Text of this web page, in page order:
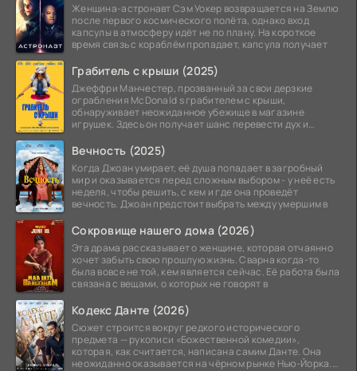
Женщина-астронавт Сэм Уокер возвращается на Землю
после первого космического полёта, однако вход
капсулы в атмосферу идёт не по плану. На короткое
время связь с кораблём пропадает, капсула получает
Грабитель с крыши (2025)
Джеффри Манчестер, прозванный за свои дерзкие
ограбления McDonald s грабителем с крыши,
обнаруживает неожиданное убежище в магазине
игрушек. Здесь он получает шанс перевести дух и
Вечность (2025)
Когда Джоан умирает, её душа попадает в загробный
мир и оказывается перед сложным выбором - у неё есть
неделя, чтобы решить, с кем и где она проведёт
вечность. Джоан предстоит выбрать между умершим в
Сокровище нашего дома (2026)
Эта драма рассказывает о женщине, которая отчаянно
хочет забыть свою прошлую жизнь. Сварна когда-то
была вовсе не той, кем является сейчас. Её работа была
связана с вещами, о которых не говорят в
Кодекс Данте (2026)
Сюжет строится вокруг редкого исторического
предмета — рукописи «Божественной комедии»,
которая, как считается, написана самим Данте. Она
неожиданно оказывается на чёрном рынке Нью-Йорка.